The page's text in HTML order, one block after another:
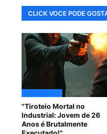
CLICK VOCE PODE
"Tiroteio Mortal no
Industrial: Jovem de 26
Anos é Brutalmente